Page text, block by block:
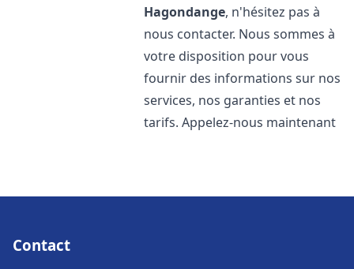
Hagondange, n'hésitez pas à
nous contacter. Nous sommes à
votre disposition pour vous
fournir des informations sur nos
services, nos garanties et nos
tarifs. Appelez-nous maintenant
Contact